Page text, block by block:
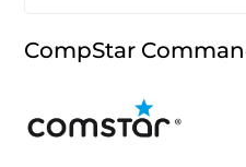
CompStar